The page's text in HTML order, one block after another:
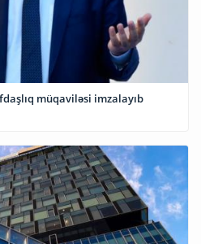
müqaviləsi imzalayıb